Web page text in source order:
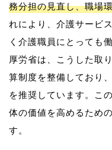
務分担の見直し、職場
れにより、介護サービ
く介護職員にとっても
厚労省は、こうした取
算制度を整備しており
を推奨しています。こ
体の価値を高めるため